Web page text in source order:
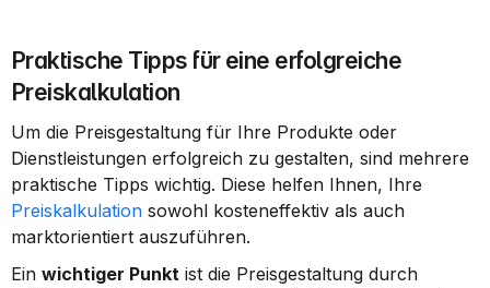
Praktische Tipps für eine erfolgreiche
Preiskalkulation
Um die Preisgestaltung für Ihre Produkte oder
Dienstleistungen erfolgreich zu gestalten, sind mehrere
Preiskalkulation sowohl kosteneffektiv als auch
marktorientiert auszuführen.
Ein wichtiger Punkt ist die Preisgestaltung durch